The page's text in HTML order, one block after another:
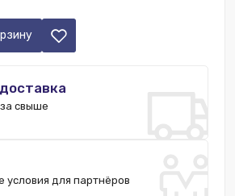
свыше
условия для партнёров